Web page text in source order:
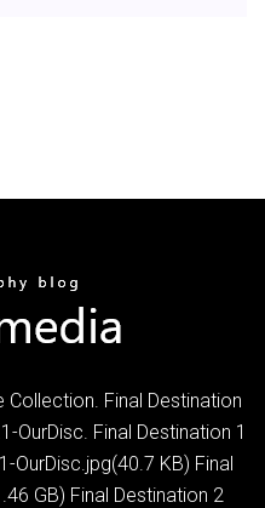
Final Destination
OurDisc. Final Destination 1
OurDisc.jpg(40.7 KB) Final
GB) Final Destination 2